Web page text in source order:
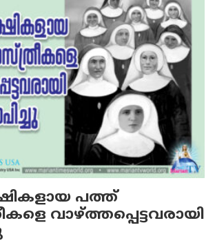
പത്ത്
വാഴ്ത്തപ്പെട്ടവരായി